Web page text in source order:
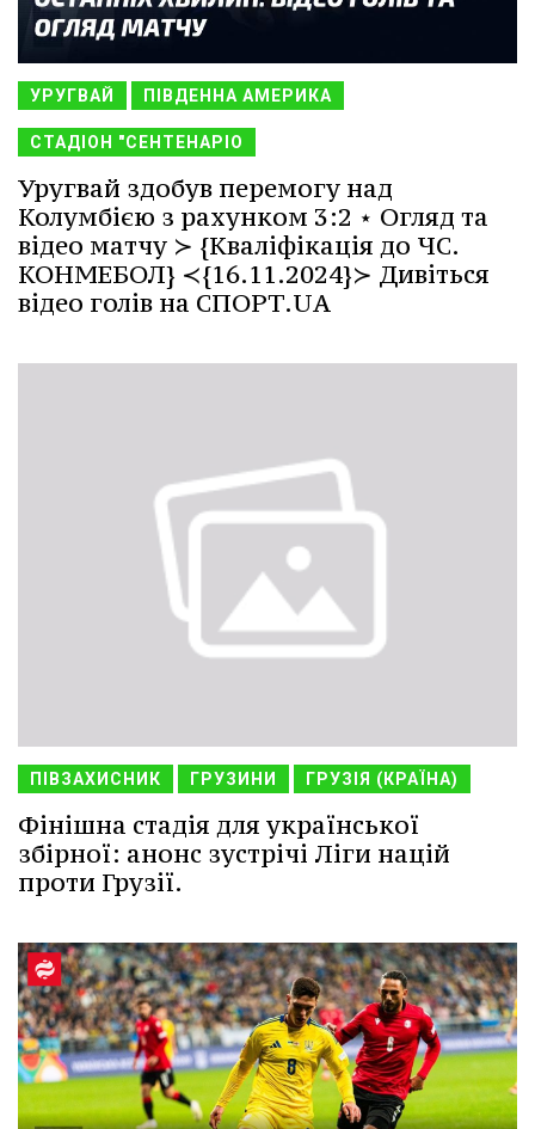
УРУГВАЙ ПІВДЕННА АМЕРИКА
СТАДІОН "СЕНТЕНАРІО
Уругвай здобув перемогу над
Колумбією з рахунком 3:2 ⋆ Огляд та
відео матчу ≻ {Кваліфікація до ЧС.
КОНМЕБОЛ} ≺{16.11.2024}≻ Дивіться
відео голів на СПОРТ.UA
ПІВЗАХИСНИК ГРУЗИНИ ГРУЗІЯ (КРАЇНА)
Фінішна стадія для української
збірної: анонс зустрічі Ліги націй
проти Грузії.